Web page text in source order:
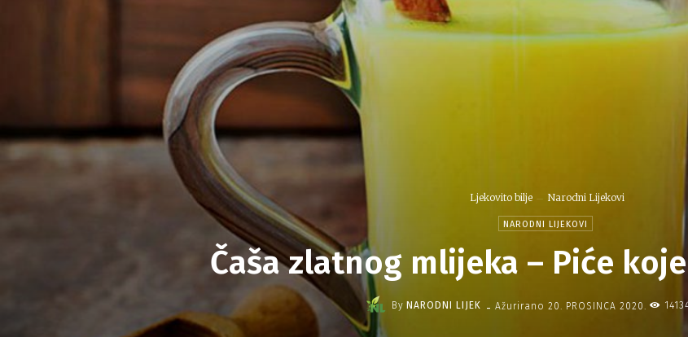
Ljekovito bilje Narodni Lijekovi
NARODNI LIJEKOVI
Čaša zlatnog mlijeka – Piće
By NARODNI LIJEK - Ažurirano 20. PROSINCA 2020.